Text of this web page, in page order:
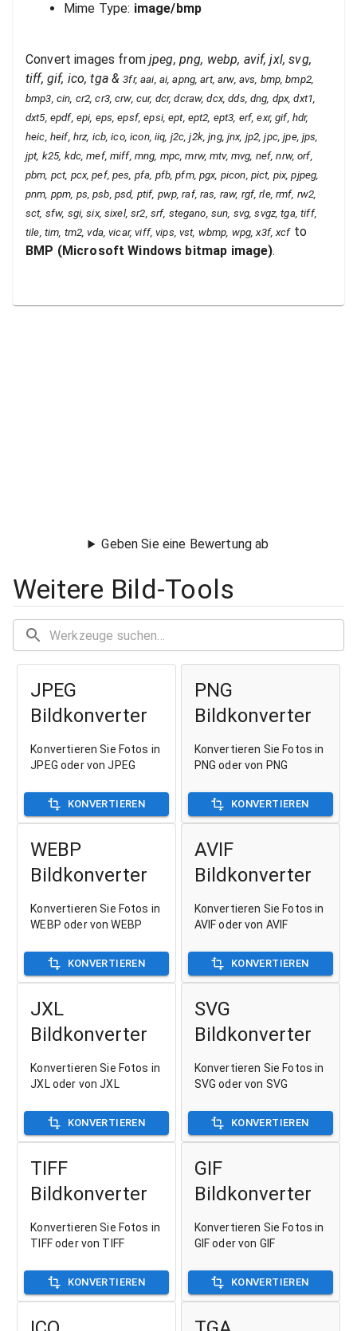
Mime Type: image/bmp
Convert images fromjpeg, png, webp, avif, jxl, svg,
tiff, gif, ico, tga&3fr, aai, ai, apng, art, arw, avs, bmp, bmp2,
bmp3, cin, cr2, cr3, crw, cur, dcr, dcraw, dcx, dds, dng, dpx, dxt1,
dxt5, epdf, epi, eps, epsf, epsi, ept, ept2, ept3, erf, exr, gif, hdr,
heic, heif, hrz, icb, ico, icon, iiq, j2c, j2k, jng, jnx, jp2, jpc, jpe, jps,
jpt, k25, kdc, mef, miff, mng, mpc, mrw, mtv, mvg, nef, nrw, orf,
pbm, pct, pcx, pef, pes, pfa, pfb, pfm, pgx, picon, pict, pix, pjpeg,
pnm, ppm, ps, psb, psd, ptif, pwp, raf, ras, raw, rgf, rle, rmf, rw2,
sct, sfw, sgi, six, sixel, sr2, srf, stegano, sun, svg, svgz, tga, tiff,
tile, tim, tm2, vda, vicar, viff, vips, vst, wbmp, wpg, x3f, xcfto
BMP (Microsoft Windows bitmap image).
Geben Sie eine Bewertung ab
Weitere Bild-Tools
JPEG
Bildkonverter
Konvertieren Sie Fotos in
JPEG oder von JPEG
KONVERTIEREN
PNG
Bildkonverter
Konvertieren Sie Fotos in
PNG oder von PNG
KONVERTIEREN
WEBP
Bildkonverter
Konvertieren Sie Fotos in
WEBP oder von WEBP
KONVERTIEREN
AVIF
Bildkonverter
Konvertieren Sie Fotos in
AVIF oder von AVIF
KONVERTIEREN
JXL
Bildkonverter
Konvertieren Sie Fotos in
JXL oder von JXL
KONVERTIEREN
SVG
Bildkonverter
Konvertieren Sie Fotos in
SVG oder von SVG
KONVERTIEREN
TIFF
Bildkonverter
Konvertieren Sie Fotos in
TIFF oder von TIFF
KONVERTIEREN
GIF
Bildkonverter
Konvertieren Sie Fotos in
GIF oder von GIF
KONVERTIEREN